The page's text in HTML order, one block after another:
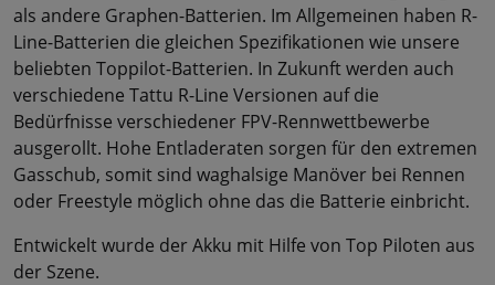
als andere Graphen-Batterien. Im Allgemeinen haben R-
Line-Batterien die gleichen Spezifikationen wie unsere
beliebten Toppilot-Batterien. In Zukunft werden auch
verschiedene Tattu R-Line Versionen auf die
Bedürfnisse verschiedener FPV-Rennwettbewerbe
ausgerollt. Hohe Entladeraten sorgen für den extremen
Gasschub, somit sind waghalsige Manöver bei Rennen
oder Freestyle möglich ohne das die Batterie einbricht.
Entwickelt wurde der Akku mit Hilfe von Top Piloten aus
der Szene.